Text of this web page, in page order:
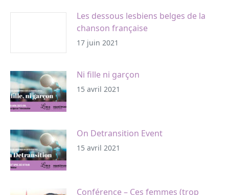
Les dessous lesbiens belges de la
chanson française
17 juin 2021
Ni fille ni garçon
15 avril 2021
On Detransition Event
15 avril 2021
Conférence – Ces femmes (trop